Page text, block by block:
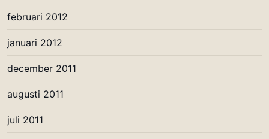
februari 2012
januari 2012
december 2011
augusti 2011
juli 2011